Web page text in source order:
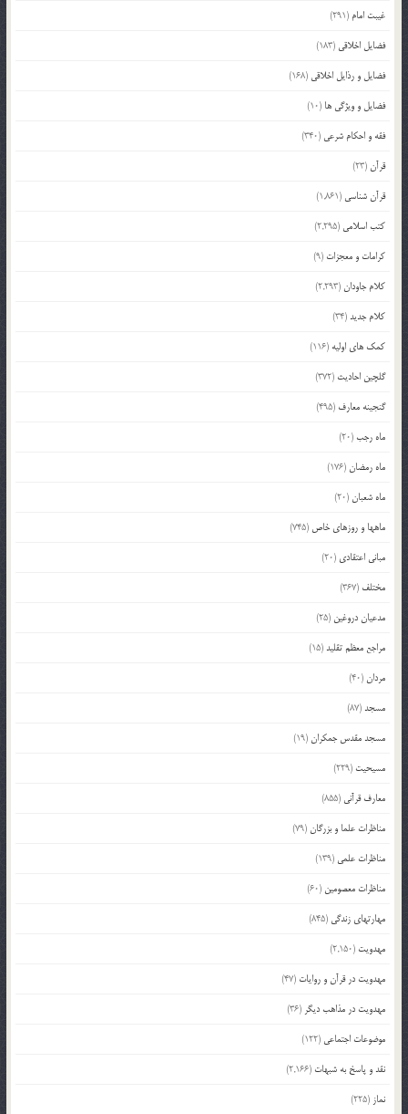
غیبت امام (291)
فضایل اخلاقی (183)
فضایل و رذایل اخلاقی (168)
فضایل و ویژگی ها (10)
فقه و احکام شرعی (340)
قرآن(23)
قرآن شناسی (1,861)
کتب اسلامی (2,295)
کرامات و معجزات (9)
کلام جاودان(2,293)
کلام جدید(34)
کمک های اولیه (116)
گلچین احادیث (372)
گنجینه معارف (495)
ماه رجب(20)
ماه رمضان(176)
ماه شعبان(20)
ماهها و روزهای خاص (745)
مبانی اعتقادی (20)
مختلف (367)
مدعیان دروغین (25)
مراجع معظم تقلید(15)
مردان(40)
مسجد(87)
مسجد مقدس جمکران(19)
مسیحیت (229)
معارف قرآنی (855)
مناظرات علما و بزرگان(79)
مناظرات علمی (139)
مناظرات معصومین (60)
مهارتهای زندگی (845)
مهدویت (2,150)
مهدویت در قرآن و روایات (47)
مهدویت در مذاهب دیگر (36)
موضوعات اجتماعی (122)
نقد و پاسخ به شبهات (2,166)
نماز (225)